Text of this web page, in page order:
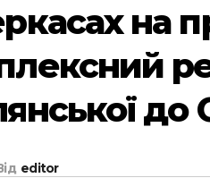
на
до
editor